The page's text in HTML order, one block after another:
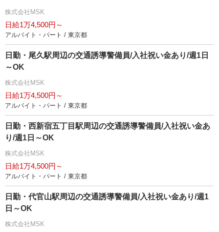
株式会社MSK
日給1万4,500円～
アルバイト・パート / 東京都
日勤・尾久駅周辺の交通誘導警備員/入社祝い金あり/週1日
～OK
株式会社MSK
日給1万4,500円～
アルバイト・パート / 東京都
日勤・西新宿五丁目駅周辺の交通誘導警備員/入社祝い金あ
り/週1日～OK
株式会社MSK
日給1万4,500円～
アルバイト・パート / 東京都
日勤・代官山駅周辺の交通誘導警備員/入社祝い金あり/週1
日～OK
株式会社MSK